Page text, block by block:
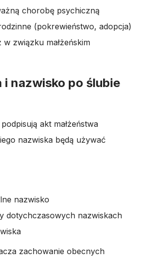
chorobę psychiczną
(pokrewieństwo, adopcja)
w związku małżeńskim
i nazwisko po ślubie
akt małżeństwa
nazwiska będą używać
nazwisko
dotychczasowych nazwiskach
zachowanie obecnych